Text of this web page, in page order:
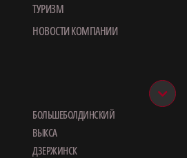
ТУРИЗМ
НОВОСТИ КОМПАНИИ
БОЛЬШЕБОЛДИНСКИЙ
ВЫКСА
ДЗЕРЖИНСК